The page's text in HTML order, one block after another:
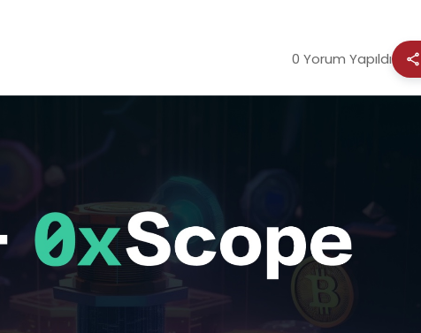
0 Yorum Yapıldı